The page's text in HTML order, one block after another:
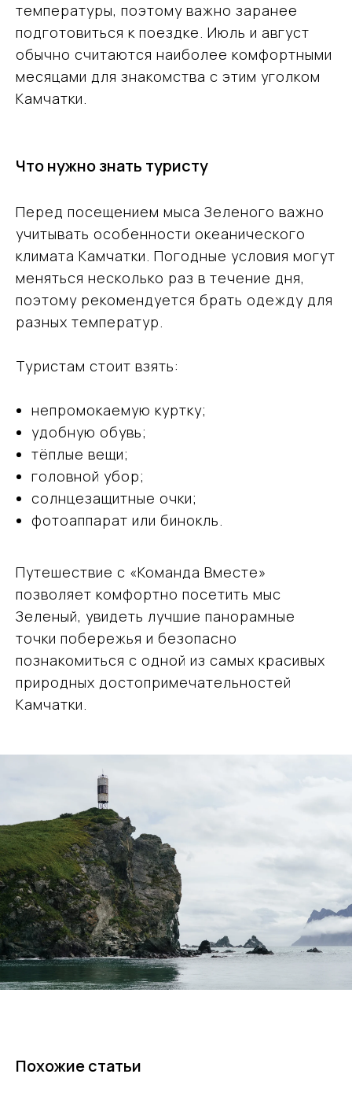
температуры, поэтому важно заранее
подготовиться к поездке. Июль и август
обычно считаются наиболее комфортными
месяцами для знакомства с этим уголком
Камчатки.
Что нужно знать туристу
Перед посещением мыса Зеленого важно
учитывать особенности океанического
климата Камчатки. Погодные условия могут
меняться несколько раз в течение дня,
поэтому рекомендуется брать одежду для
разных температур.
Туристам стоит взять:
непромокаемую куртку;
удобную обувь;
тёплые вещи;
головной убор;
солнцезащитные очки;
фотоаппарат или бинокль.
Путешествие с «Команда Вместе»
позволяет комфортно посетить мыс
Зеленый, увидеть лучшие панорамные
точки побережья и безопасно
познакомиться с одной из самых красивых
природных достопримечательностей
Камчатки.
Похожие статьи
персональных данных в соответствии
Политикой обработки персональных
данных
+7 (915) 317-91-32
vmtravel77@mail.ru
в мире открытий
и приключений
Навигация
Подбор туров на Камчатку
О компании
Блог
Контакты
Карта сайта
Вся представленная на сайте информация носит информационный
характер и ни при каких условиях не является публичной офертой
Политика обработки персональных данных
Информация
© Команда Вместе — 2026 Все права защищены. Копирование
материалов без активной ссылки на источник запрещено.